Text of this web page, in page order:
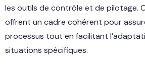
les outils de contrôle et de pilotage.
offrent un cadre cohérent pour
processus tout en facilitant
situations spécifiques.